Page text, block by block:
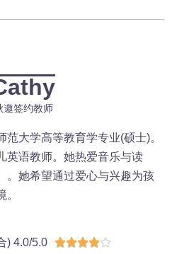
邀签约教师
大学高等教育学专业(硕士)。
英语教师。她热爱音乐与读
。她希望通过爱心与兴趣为孩
) 4.0/5.0 